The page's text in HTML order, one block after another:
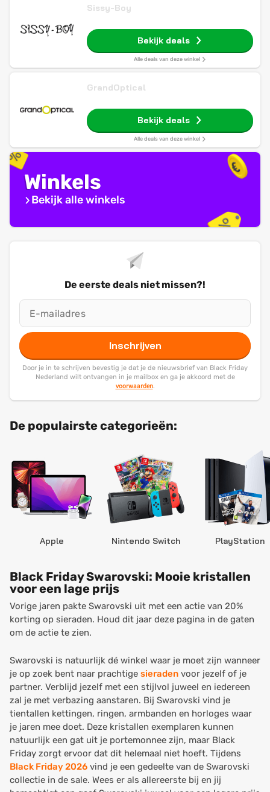
Sissy-Boy
Bekijk deals
Alle deals van deze winkel
GrandOptical
Bekijk deals
Alle deals van deze winkel
Winkels
Bekijk alle winkels
De eerste deals niet missen?!
Inschrijven
Door je in te schrijven bevestig je dat je de nieuwsbrief van Black Friday
Nederland wilt ontvangen in je mailbox en ga je akkoord met de
voorwaarden.
De populairste categorieën:
Apple Nintendo Switch PlayStation
Black Friday Swarovski: Mooie kristallen
voor een lage prijs
Vorige jaren pakte Swarovski uit met een actie van 20%
korting op sieraden. Houd dit jaar deze pagina in de gaten
om de actie te zien.
Swarovski is natuurlijk dé winkel waar je moet zijn wanneer
je op zoek bent naar prachtige sieraden voor jezelf of je
partner. Verblijd jezelf met een stijlvol juweel en iedereen
zal je met verbazing aanstaren. Bij Swarovski vind je
tientallen kettingen, ringen, armbanden en horloges waar
je jaren mee doet. Deze kristallen exemplaren kunnen
natuurlijk een gat uit je portemonnee zijn, maar Black
Friday zorgt ervoor dat dit helemaal niet hoeft. Tijdens
Black Friday 2026 vind je een gedeelte van de Swarovski
collectie in de sale. Wees er als allereerste bij en jij